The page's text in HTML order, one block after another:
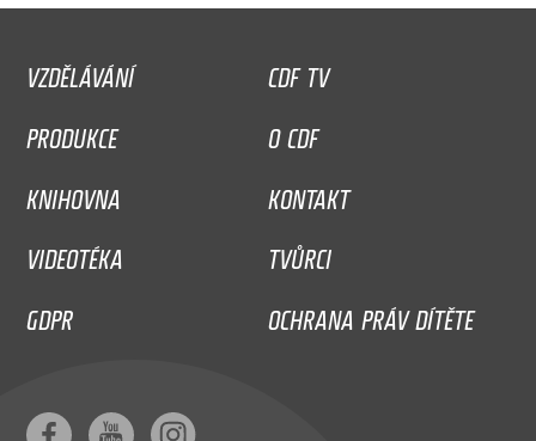
VZDĚLÁVÁNÍ
CDF TV
PRODUKCE
O CDF
KNIHOVNA
KONTAKT
VIDEOTÉKA
TVŮRCI
GDPR
OCHRANA PRÁV DÍTĚTE